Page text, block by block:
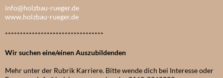
info@holzbau-rueger.de
www.holzbau-rueger.de
*********************************
Wir suchen eine/einen Auszubildenden
Mehr unter der Rubrik Karriere. Bitte wende dich bei Interesse oder